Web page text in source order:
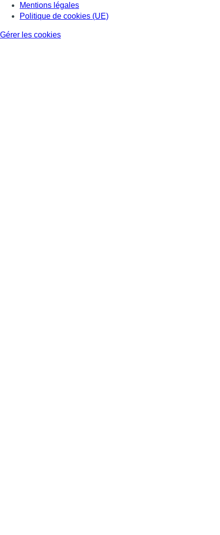
Mentions légales
Politique de cookies (UE)
Gérer les cookies